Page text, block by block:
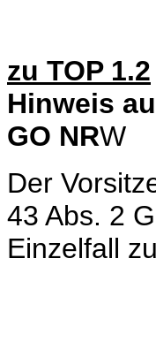
zu TOP 1.2
Hinweis
GO NRW
Der
43 Abs. 2
Einzelfall